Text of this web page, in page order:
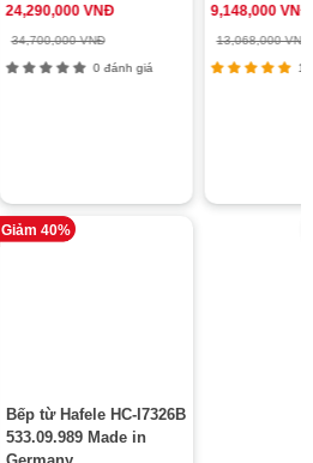
24,290,000 VNĐ
34,700,000 VNĐ
0 đánh giá
9,148,000 VNĐ
13,068,000 VNĐ
11
Giảm 40%
Bếp từ Hafele HC-I7326B
533.09.989 Made in